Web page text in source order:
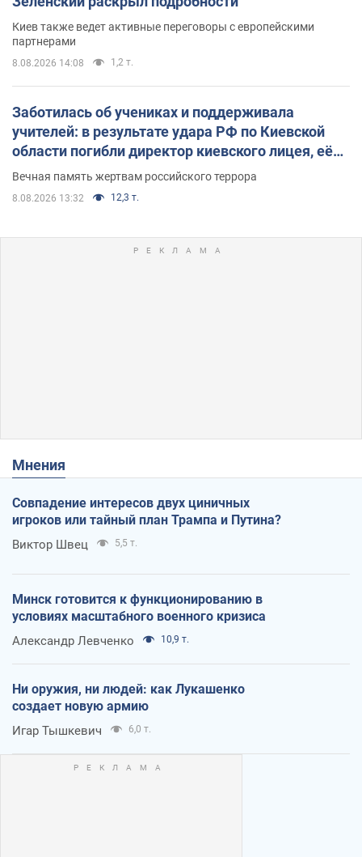
Киев также ведет активные переговоры с европейскими
партнерами
8.08.2026 14:08 1,2 т.
Заботилась об учениках и поддерживала
учителей: в результате удара РФ по Киевской
области погибли директор киевского лицея, её
муж и внук
Вечная память жертвам российского террора
8.08.2026 13:32 12,3 т.
Мнения
Совпадение интересов двух циничных
игроков или тайный план Трампа и Путина?
Виктор Швец 5,5 т.
Минск готовится к функционированию в
условиях масштабного военного кризиса
Александр Левченко 10,9 т.
Ни оружия, ни людей: как Лукашенко
создает новую армию
Игар Тышкевич 6,0 т.